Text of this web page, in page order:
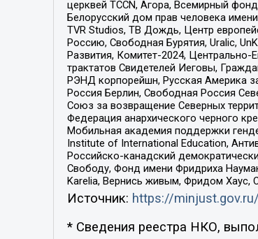
церквей TCCN, Агора, Всемирный
Белорусский дом прав человека
TVR Studios, ТВ Дождь, Центр
Россию, Свободная Бурятия, Uralic,
Развития, Комитет-2024,
трактатов Свидетелей Иеговы,
РЭНД корпорейшн, Русская Америка
Россия Берлин, Свободная Россия
Союз за возвращение Северных
Федерация анархического черного
Мобильная академия поддержки
Institute of International Education,
Российско-канадский
Свободу, Фонд имени Фридриха
Karelia, Вернись живым, Фридом Хаус,
Источник: https://
* Сведения реестра НКО,